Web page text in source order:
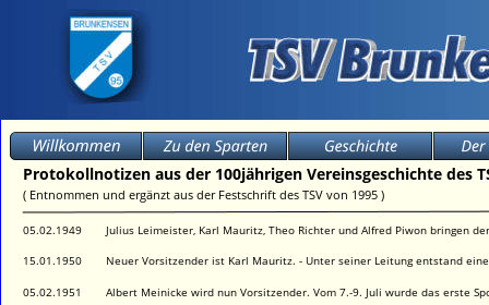
Protokollnotizen aus der 100jährigen Vereinsgeschichte des
( Entnommen und ergänzt aus der Festschrift des TSV von 1995 )
05.02.1949 Julius Leimeister, Karl Mauritz, Theo Richter und Alfred Piwon bringen
15.01.1950 Neuer Vorsitzender ist Karl Mauritz. - Unter seiner Leitung entstand
05.02.1951 Albert Meinicke wird nun Vorsitzender. Vom 7.-9. Juli wurde das erste